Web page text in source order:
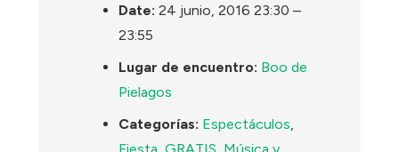
Date: 24 junio, 2016 23:30 –
23:55
Lugar de encuentro: Boo de
Pielagos
Categorías: Espectáculos,